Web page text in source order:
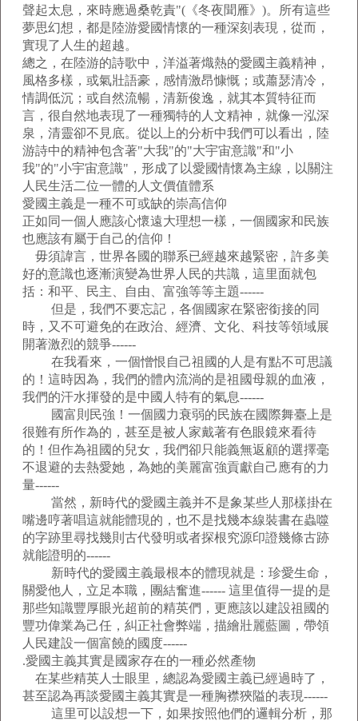
聲起太息，來時應過桑乾責"(《冬夜聞雁》)。所有這些
夢思幻想，都是陸游愛國情懷的一種深刻表現，從而，
實現了人生的超越。
總之，在陸游的詩歌中，洋溢著熾熱的愛國主義精神，
風格多樣，或氣壯語豪，感情激昂慷慨；或蕭瑟清冷，
情調低沉；或自然流暢，清新俊逸，就其本質特征而
言，很自然地表現了一種獨特的人文精神，就像一泓深
泉，清靈卻不見底。從以上的分析中我們可以看出，陸
游詩中的精神包含著"大我"的"大宇宙意識"和"小
我"的"小宇宙意識"，形成了以愛國情懷為主線，以關注
人民生活二位一體的人文價值體系
愛國主義是一種不可或缺的崇高信仰
正如同一個人應該心懷遠大理想一樣，一個國家和民族
也應該有屬于自己的信仰！
毋須諱言，世界各國的聯系已經越來越緊密，許多美
好的意識也逐漸演變為世界人民的共識，這里面就包
括：和平、民主、自由、富強等等主題------
但是，我們不要忘記，各個國家在緊密銜接的同
時，又不可避免的在政治、經濟、文化、科技等領域展
開著激烈的競爭------
在我看來，一個憎恨自己祖國的人是有點不可思議
的！這時因為，我們的體內流淌的是祖國母親的血液，
我們的汗水揮發的是中國人特有的氣息------
國富則民強！一個國力衰弱的民族在國際舞臺上是
很難有所作為的，甚至是被人家戴著有色眼鏡來看待
的！但作為祖國的兒女，我們卻只能義無返顧的選擇毫
不退避的去熱愛她，為她的美麗富強貢獻自己應有的力
量------
當然，新時代的愛國主義并不是象某些人那樣掛在
嘴邊哼著唱這就能體現的，也不是找幾本線裝書在蟲噬
的字跡里尋找幾則古代發明或者探根究源印證幾條古跡
就能證明的------
新時代的愛國主義最根本的體現就是：珍愛生命，
關愛他人，立足本職，團結奮進------ 這里值得一提的是
那些知識豐厚眼光超前的精英們，更應該以建設祖國的
豐功偉業為己任，糾正社會弊端，描繪壯麗藍圖，帶領
人民建設一個富饒的國度------
.愛國主義其實是國家存在的一種必然產物
在某些精英人士眼里，總認為愛國主義已經過時了，
甚至認為再談愛國主義其實是一種胸襟狹隘的表現------
這里可以設想一下，如果按照他們的邏輯分析，那